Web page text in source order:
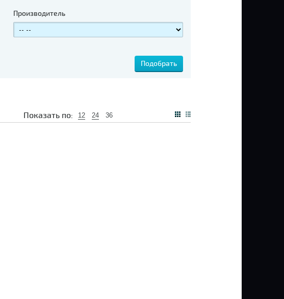
Производитель
Показать по: 12 24 36